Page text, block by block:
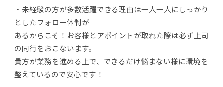
・未経験の方が多数活躍できる理由は一人一人にしっかり
としたフォロー体制が
あるからこそ！お客様とアポイントが取れた際は必ず上司
の同行をおこないます。
貴方が業務を進める上で、できるだけ悩まない様に環境を
整えているので安心です！